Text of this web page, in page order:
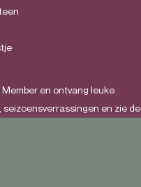
en ontvang leuke
seizoensverrassingen en zie de